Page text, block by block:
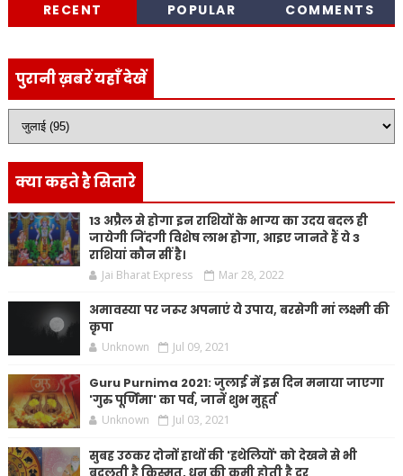
RECENT POPULAR COMMENTS
पुरानी ख़बरें यहाँ देखें
क्या कहते है सितारे
13 अप्रैल से होगा इन राशियों के भाग्य का उदय बदल ही
जायेगी जिंदगी विशेष लाभ होगा, आइए जानते हैं ये 3
राशियां कौन सीं है।
Jai Bharat Express Mar 28, 2022
अमावस्या पर जरूर अपनाएं ये उपाय, बरसेगी मां लक्ष्मी की
कृपा
Unknown Jul 09, 2021
Guru Purnima 2021: जुलाई में इस दिन मनाया जाएगा
'गुरु पूर्णिमा' का पर्व, जानें शुभ मुहूर्त
Unknown Jul 03, 2021
सुबह उठकर दोनों हाथों की 'हथेलियों' को देखने से भी